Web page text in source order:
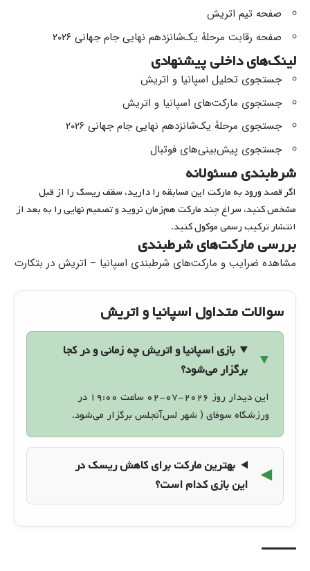
صفحه تیم اتریش
صفحه رقابت مرحلهٔ یک‌شانزدهم نهایی جام جهانی ۲۰۲۶
لینک‌های داخلی پیشنهادی
جستجوی تحلیل اسپانیا و اتریش
جستجوی مارکت‌های اسپانیا و اتریش
جستجوی مرحلهٔ یک‌شانزدهم نهایی جام جهانی ۲۰۲۶
جستجوی پیش‌بینی‌های فوتبال
شرط‌بندی مسئولانه
اگر قصد ورود به مارکت این مسابقه را دارید، سقف ریسک را از قبل
مشخص کنید، سراغ چند مارکت هم‌زمان نروید و تصمیم نهایی را به بعد از
انتشار ترکیب رسمی موکول کنید.
بررسی مارکت‌های شرطبندی
مشاهده ضرایب و مارکت‌های شرطبندی اسپانیا – اتریش در بتکارت
سوالات متداول اسپانیا و اتریش
بازی اسپانیا و اتریش چه زمانی و در کجا
برگزار می‌شود؟
این دیدار روز ۲۰۲۶-۰۷-۰۲ ساعت ۱۹:۰۰ در
ورزشگاه سوفای ( شهر لس‌آنجلس برگزار می‌شود.
بهترین مارکت برای کاهش ریسک در
این بازی کدام است؟